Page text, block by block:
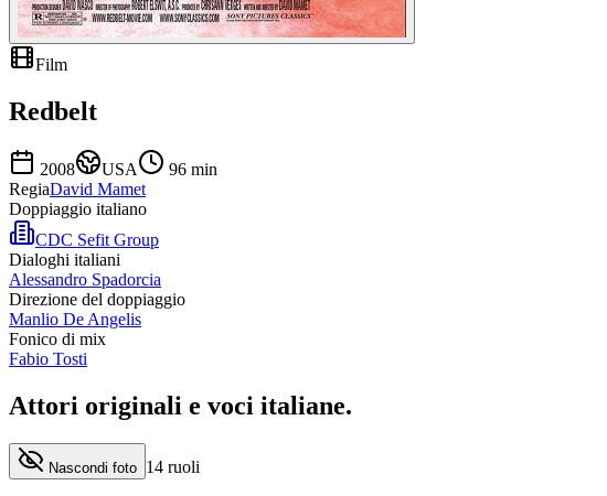
Film
Redbelt
2008 USA 96 min
RegiaDavid Mamet
Doppiaggio italiano
CDC Sefit Group
Dialoghi italiani
Alessandro Spadorcia
Direzione del doppiaggio
Manlio De Angelis
Fonico di mix
Fabio Tosti
Attori originali e voci italiane.
Nascondi foto 14 ruoli